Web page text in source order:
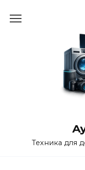
Техника для